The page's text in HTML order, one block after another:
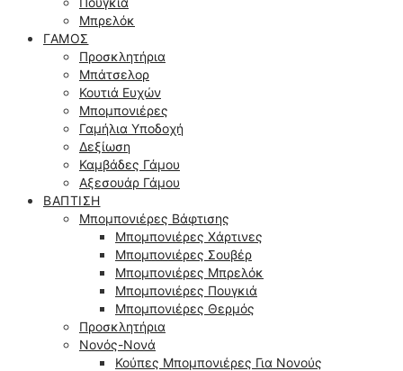
Μπρελόκ
ΓΆΜΟΣ
Προσκλητήρια
Μπάτσελορ
Κουτιά Ευχών
Μπομπονιέρες
Γαμήλια Υποδοχή
Δεξίωση
Καμβάδες Γάμου
Αξεσουάρ Γάμου
ΒΆΠΤΙΣΗ
Μπομπονιέρες Βάφτισης
Μπομπονιέρες Χάρτινες
Μπομπονιέρες Σουβέρ
Μπομπονιέρες Μπρελόκ
Μπομπονιέρες Πουγκιά
Μπομπονιέρες Θερμός
Προσκλητήρια
Νονός-Νονά
Κούπες Μπομπονιέρες Για Νονούς